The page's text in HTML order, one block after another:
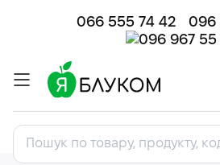
066 555 74 42 096